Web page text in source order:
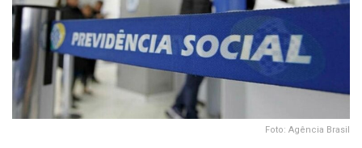
Foto: Agência Brasil